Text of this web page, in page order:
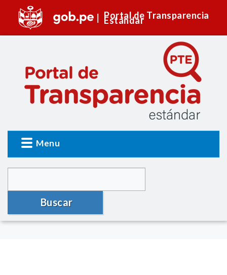
Portal de Transparencia
Estándar
Menu
Buscar